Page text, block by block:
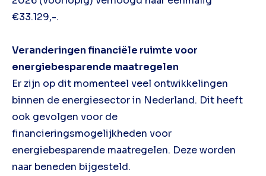
€33.129,-.
Veranderingen financiële ruimte voor
energiebesparende maatregelen
Er zijn op dit momenteel veel ontwikkelingen
binnen de energiesector in Nederland. Dit heeft
ook gevolgen voor de
financieringsmogelijkheden voor
energiebesparende maatregelen. Deze worden
naar beneden bijgesteld.